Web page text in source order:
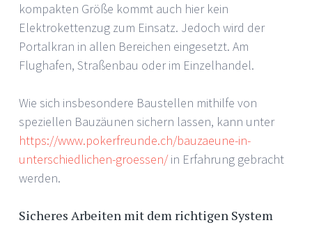
kompakten Größe kommt auch hier kein
Elektrokettenzug zum Einsatz. Jedoch wird der
Portalkran in allen Bereichen eingesetzt. Am
Flughafen, Straßenbau oder im Einzelhandel.
Wie sich insbesondere Baustellen mithilfe von
speziellen Bauzäunen sichern lassen, kann unter
https://www.pokerfreunde.ch/bauzaeune-in-
unterschiedlichen-groessen/in Erfahrung gebracht
werden.
Sicheres Arbeiten mit dem richtigen System